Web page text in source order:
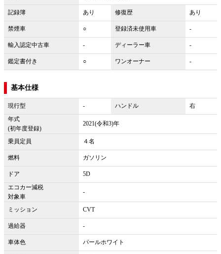
記録簿 あり 修復歴 あり
禁煙車 ○ 登録済未使用車 -
輸入認定中古車 - ディーラー車 -
鑑定書付き ○ ワンオーナー -
基本仕様
現行型 - ハンドル
右
年式
(初年度登録)
2021(令和3)年
乗員定員 ４名
燃料 ガソリン
ドア
5D
エコカー減税
対象車
-
ミッション CVT
過給器 -
車体色 パールホワイト